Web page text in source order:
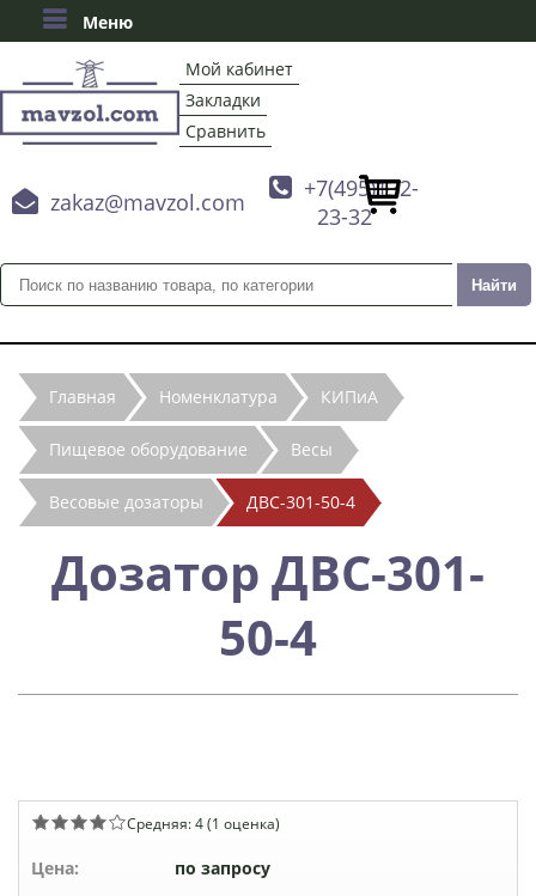
Меню
Мой кабинет
Закладки
Сравнить
 zakaz@mavzol.com
 +7(495)132-
23-32
Главная Номенклатура КИПиА
Пищевое оборудование Весы
Весовые дозаторы ДВС-301-50-4
Дозатор ДВС-301-
50-4
Средняя:4(1 оценка)
Цена: по запросу